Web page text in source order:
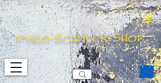
pyro-schmuck-shop